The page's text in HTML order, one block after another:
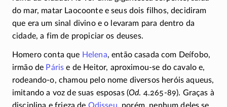
do mar, matar Laocoonte e seus dois filhos, decidiram
que era um sinal divino e o levaram para dentro da
cidade, a fim de propiciar os deuses.
Homero conta que Helena, então casada com Deífobo,
irmão de Páris e de Heitor, aproximou-se do cavalo e,
rodeando-o, chamou pelo nome diversos heróis aqueus,
imitando a voz de suas esposas (Od. 4.265-89). Graças à
disciplina e frieza de Odisseu, porém, nenhum deles se